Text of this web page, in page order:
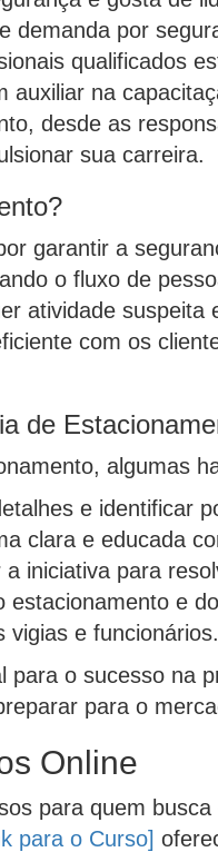
demanda por
qualificados
auxiliar na
desde as
sua carreira.
garantir a
o fluxo de
atividade
com os
de
algumas
e identificar
clara e educada
iniciativa para
estacionamento e
vigias e funcionários.
para o sucesso na
para o
Online
para quem
para o Curso]